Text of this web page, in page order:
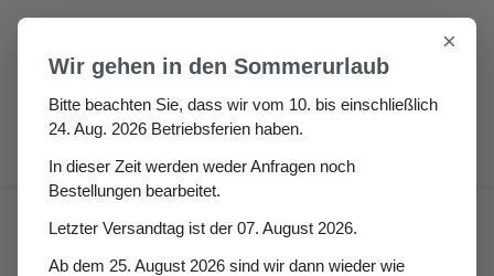
Zum Hauptinhalt springen
Fugen & Spalt
Moosgummi klebend
×
Wir gehen in den Sommerurlaub
Bitte beachten Sie, dass wir vom 10. bis einschließlich
24. Aug. 2026 Betriebsferien haben.
In dieser Zeit werden weder Anfragen noch
Bestellungen bearbeitet.
Letzter Versandtag ist der 07. August 2026.
Ab dem 25. August 2026 sind wir dann wieder wie